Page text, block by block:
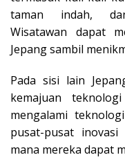
taman indah,
Wisatawan dapat
Jepang sambil
Pada sisi lain
kemajuan
mengalami
pusat-pusat
mana mereka dapat